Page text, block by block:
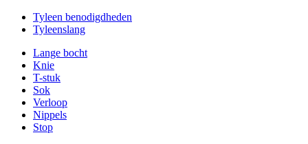
Tyleen benodigdheden
Tyleenslang
Lange bocht
Knie
T-stuk
Sok
Verloop
Nippels
Stop